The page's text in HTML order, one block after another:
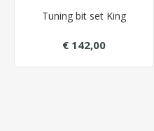
Tuning bit set King
€ 142,00